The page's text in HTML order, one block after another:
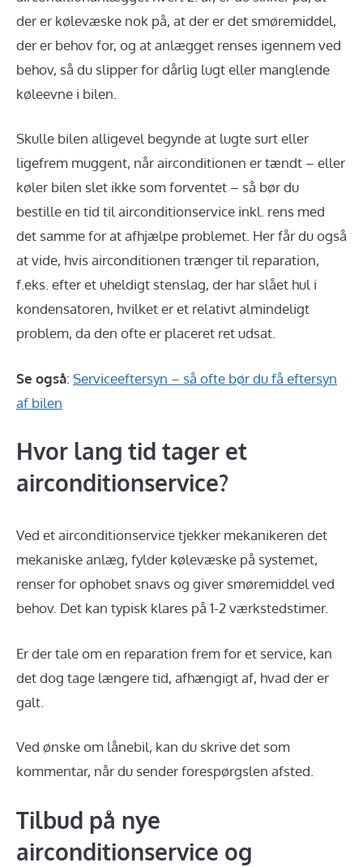
der er kølevæske nok på, at der er det smøremiddel,
der er behov for, og at anlægget renses igennem ved
behov, så du slipper for dårlig lugt eller manglende
køleevne i bilen.
Skulle bilen alligevel begynde at lugte surt eller
ligefrem muggent, når airconditionen er tændt – eller
køler bilen slet ikke som forventet – så bør du
bestille en tid til airconditionservice inkl. rens med
det samme for at afhjælpe problemet. Her får du også
at vide, hvis airconditionen trænger til reparation,
f.eks. efter et uheldigt stenslag, der har slået hul i
kondensatoren, hvilket er et relativt almindeligt
problem, da den ofte er placeret ret udsat.
Se også: Serviceeftersyn – så ofte bør du få eftersyn
af bilen
Hvor lang tid tager et
airconditionservice?
Ved et airconditionservice tjekker mekanikeren det
mekaniske anlæg, fylder kølevæske på systemet,
renser for ophobet snavs og giver smøremiddel ved
behov. Det kan typisk klares på 1-2 værkstedstimer.
Er der tale om en reparation frem for et service, kan
det dog tage længere tid, afhængigt af, hvad der er
galt.
Ved ønske om lånebil, kan du skrive det som
kommentar, når du sender forespørgslen afsted.
Tilbud på nye
airconditionservice og